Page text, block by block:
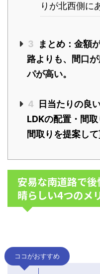
りが北西側に
3
まとめ：金額
路よりも、間口
パが高い。
4
日当たりの良
LDKの配置・間
間取りを提案して
安易な南道路で
晴らしい4つのメ
ココがおすすめ